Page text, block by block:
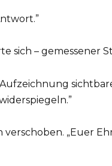
sich – gemessener
Aufzeichnung
verschoben. „Euer